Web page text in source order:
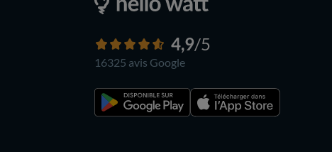
4,9/5
16325 avis Google